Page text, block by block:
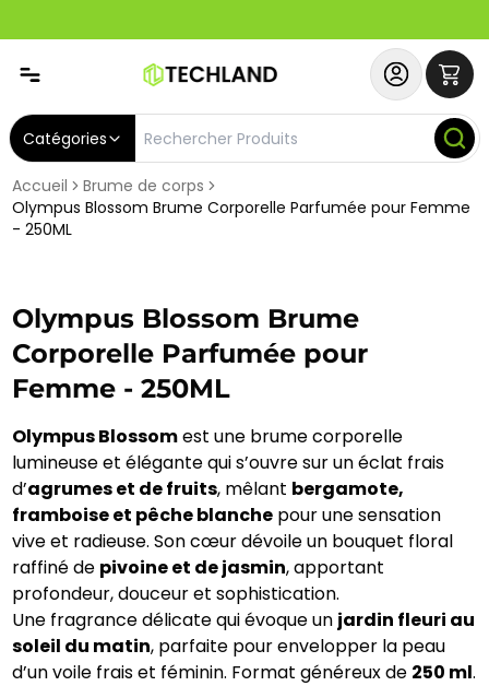
Catégories
Accueil
Brume de corps
Olympus Blossom Brume Corporelle Parfumée pour Femme
- 250ML
Olympus Blossom Brume
Corporelle Parfumée pour
Femme - 250ML
Olympus Blossomest une brume corporelle
lumineuse et élégante qui s’ouvre sur un éclat frais
d’agrumes et de fruits, mêlant bergamote,
framboise et pêche blanche pour une sensation
vive et radieuse. Son cœur dévoile un bouquet floral
raffiné de pivoine et de jasmin, apportant
profondeur, douceur et sophistication.
Une fragrance délicate qui évoque un jardin fleuri au
soleil du matin, parfaite pour envelopper la peau
d’un voile frais et féminin. Format généreux de 250 ml.